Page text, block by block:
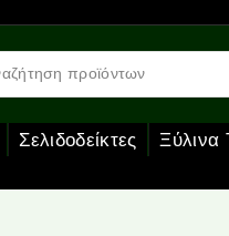
Σελιδοδείκτες Ξύλινα